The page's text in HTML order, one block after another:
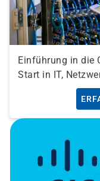
Einführung in die
Start in IT,